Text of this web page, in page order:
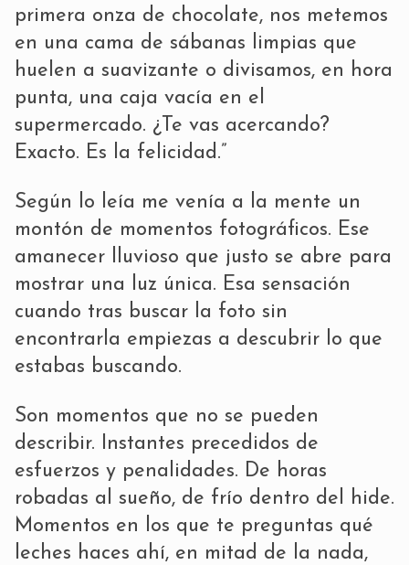
primera onza de chocolate, nos metemos
en una cama de sábanas limpias que
huelen a suavizante o divisamos, en hora
punta, una caja vacía en el
supermercado. ¿Te vas acercando?
Exacto. Es la felicidad.”
Según lo leía me venía a la mente un
montón de momentos fotográficos. Ese
amanecer lluvioso que justo se abre para
mostrar una luz única. Esa sensación
cuando tras buscar la foto sin
encontrarla empiezas a descubrir lo que
estabas buscando.
Son momentos que no se pueden
describir. Instantes precedidos de
esfuerzos y penalidades. De horas
robadas al sueño, de frío dentro del hide.
Momentos en los que te preguntas qué
leches haces ahí, en mitad de la nada,